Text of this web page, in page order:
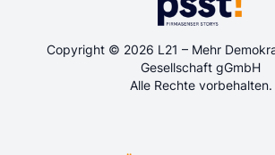
Copyright © 2026 L21 – Mehr
Gesellschaft gGmbH
Alle Rechte vorbehalten.